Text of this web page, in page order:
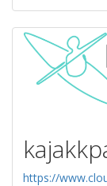
https://